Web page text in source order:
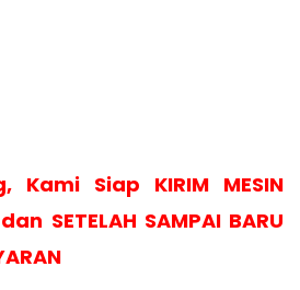
Kami Siap KIRIM MESIN
SETELAH SAMPAI BARU